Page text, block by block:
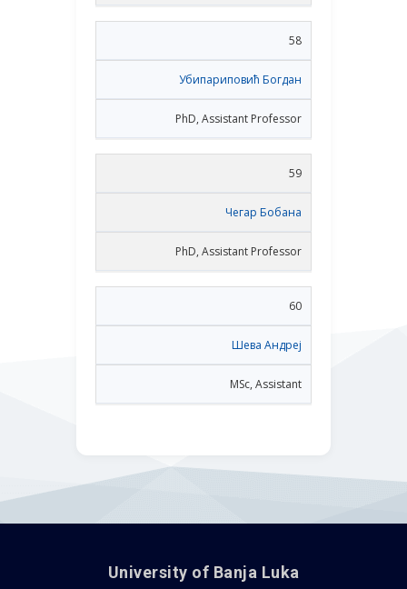
58
Убипариповић Богдан
PhD, Assistant Professor
59
Чегар Бобана
PhD, Assistant Professor
60
Шева Андреј
MSc, Assistant
University of Banja Luka